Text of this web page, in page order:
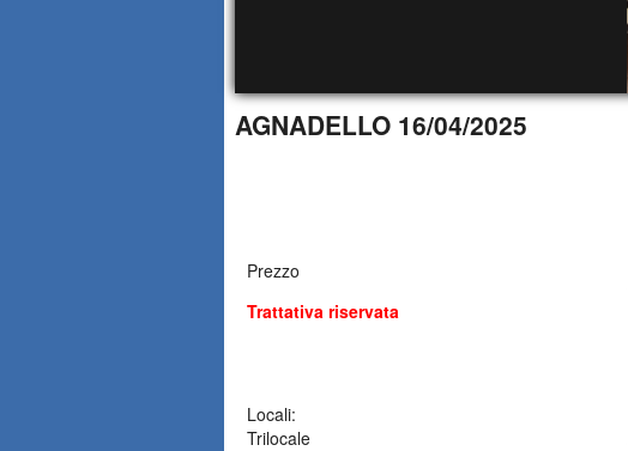
AGNADELLO 16/04/2025
Prezzo
Trattativa riservata
Locali:
Trilocale